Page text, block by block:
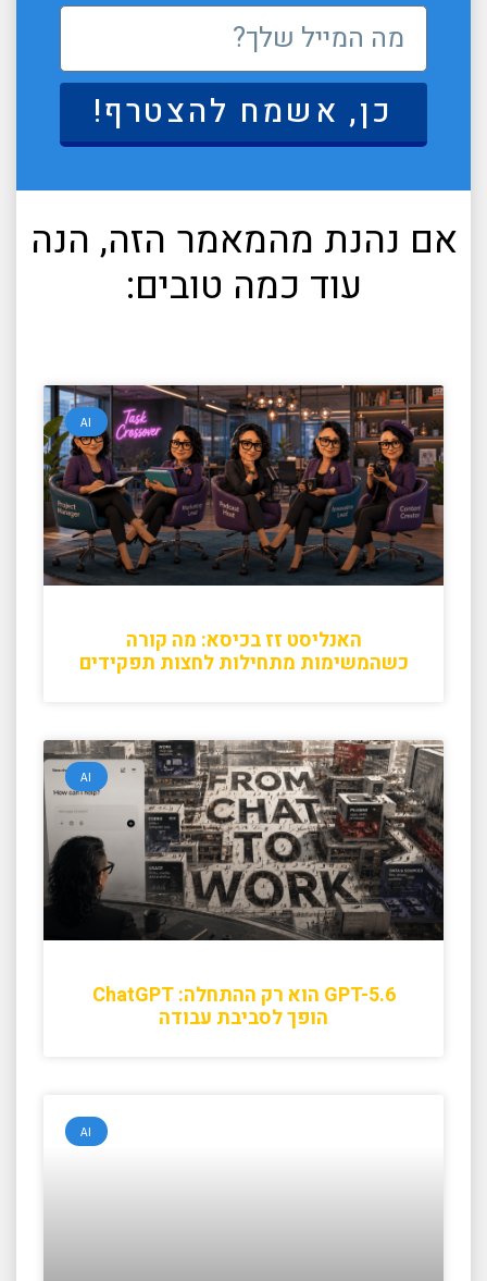
כן, אשמח להצטרף!
אם נהנת מהמאמר הזה, הנה
עוד כמה טובים:
AI
האנליסט זז בכיסא: מה קורה
כשהמשימות מתחילות לחצות תפקידים
AI
GPT-5.6 הוא רק ההתחלה: ChatGPT
הופך לסביבת עבודה
AI